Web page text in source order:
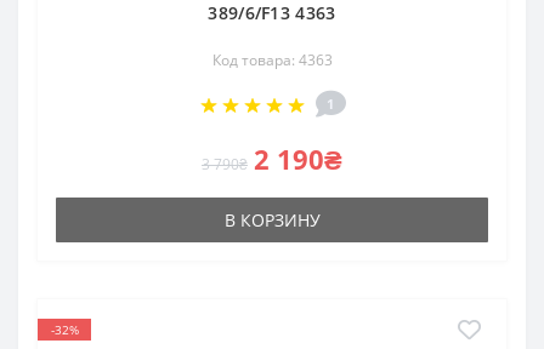
389/6/F13 4363
Код товара: 4363
1
3 790₴ 2 190₴
В КОРЗИНУ
-32%